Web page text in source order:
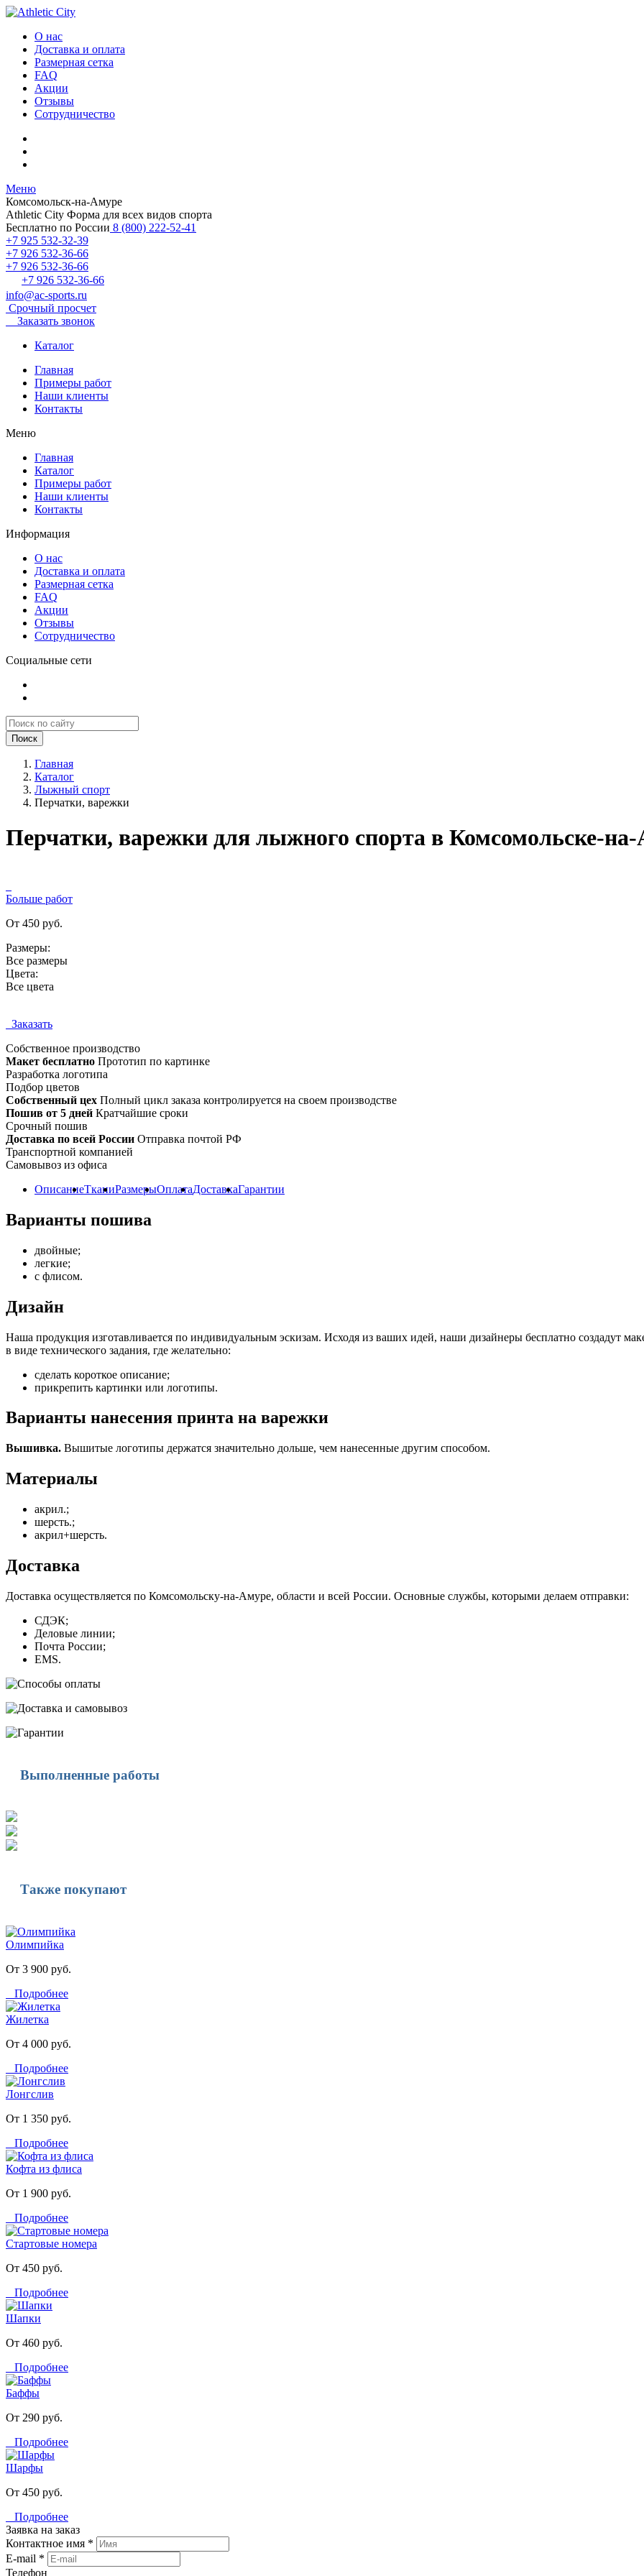
О нас
Доставка и оплата
Размерная сетка
FAQ
Акции
Отзывы
Сотрудничество
Меню
Комсомольск-на-Амуре
Athletic City Форма для всех видов спорта
Бесплатно по России 8 (800) 222-52-41
+7 925 532-32-39
+7 926 532-36-66
+7 926 532-36-66
+7 926 532-36-66
info@ac-sports.ru
Срочный просчет
Заказать звонок
Каталог
Главная
Примеры работ
Наши клиенты
Контакты
Меню
Главная
Каталог
Примеры работ
Наши клиенты
Контакты
Информация
О нас
Доставка и оплата
Размерная сетка
FAQ
Акции
Отзывы
Сотрудничество
Социальные сети
Поиск
Главная
Каталог
Лыжный спорт
Перчатки, варежки
Перчатки, варежки для лыжного спорта в Комсомольске-
Больше работ
От 450 руб.
Размеры:
Все размеры
Цвета:
Все цвета
Заказать
Собственное производство
Макет бесплатно Прототип по картинке
Разработка логотипа
Подбор цветов
Собственный цех Полный цикл заказа контролируется на своем производстве
Пошив от 5 дней Кратчайшие сроки
Срочный пошив
Доставка по всей России Отправка почтой РФ
Транспортной компанией
Самовывоз из офиса
ОписаниеТканиРазмерыОплатаДоставкаГарантии
Варианты пошива
двойные;
легкие;
с флисом.
Дизайн
Наша продукция изготавливается по индивидуальным эскизам. Исходя из ваших идей, наши дизайнеры бесплатно создадут
в виде технического задания, где желательно:
сделать короткое описание;
прикрепить картинки или логотипы.
Варианты нанесения принта на варежки
Вышивка. Вышитые логотипы держатся значительно дольше, чем нанесенные другим способом.
Материалы
акрил.;
шерсть.;
акрил+шерсть.
Доставка
Доставка осуществляется по Комсомольску-на-Амуре, области и всей России. Основные службы, которыми делаем отправки:
СДЭК;
Деловые линии;
Почта России;
EMS.
Выполненные работы
Также покупают
Олимпийка
От 3 900 руб.
Подробнее
Жилетка
От 4 000 руб.
Подробнее
Лонгслив
От 1 350 руб.
Подробнее
Кофта из флиса
От 1 900 руб.
Подробнее
Стартовые номера
От 450 руб.
Подробнее
Шапки
От 460 руб.
Подробнее
Баффы
От 290 руб.
Подробнее
Шарфы
От 450 руб.
Подробнее
Заявка на заказ
Контактное имя *
E-mail *
Телефон